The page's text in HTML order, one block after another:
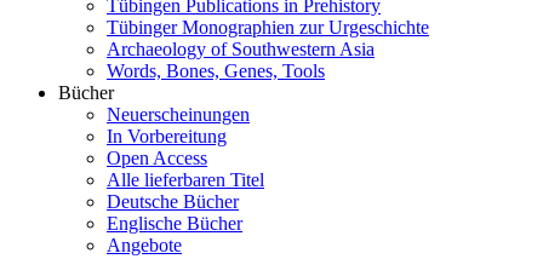
Tübingen Publications in Prehistory
Tübinger Monographien zur Urgeschichte
Archaeology of Southwestern Asia
Words, Bones, Genes, Tools
Bücher
Neuerscheinungen
In Vorbereitung
Open Access
Alle lieferbaren Titel
Deutsche Bücher
Englische Bücher
Angebote